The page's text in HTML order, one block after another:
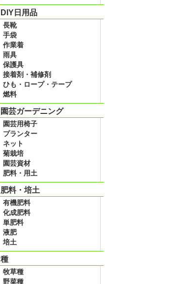
DIY日用品
長靴
手袋
作業着
雨具
保護具
接着剤・補修剤
ひも・ロープ・テープ
燃料
園芸ガーデニング
園芸用椅子
プランター
ネット
菊栽培
園芸資材
肥料・用土
肥料・培土
有機肥料
化成肥料
単肥料
液肥
培土
種
牧草種
野菜種